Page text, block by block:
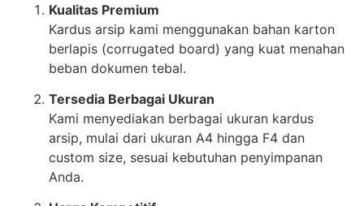
Kualitas Premium
Kardus arsip kami menggunakan bahan karton
berlapis (corrugated board) yang kuat menahan
beban dokumen tebal.
Tersedia Berbagai Ukuran
Kami menyediakan berbagai ukuran kardus
arsip, mulai dari ukuran A4 hingga F4 dan
custom size, sesuai kebutuhan penyimpanan
Anda.